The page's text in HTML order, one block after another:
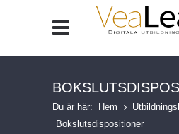
Du är här: Hem
Bokslutsdispositioner